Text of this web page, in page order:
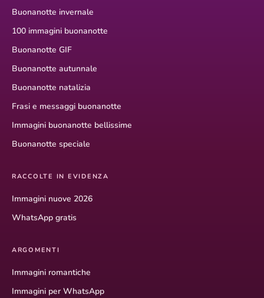
Buonanotte invernale
100 immagini buonanotte
Buonanotte GIF
Buonanotte autunnale
Buonanotte natalizia
Frasi e messaggi buonanotte
Immagini buonanotte bellissime
Buonanotte speciale
RACCOLTE IN EVIDENZA
Immagini nuove 2026
WhatsApp gratis
ARGOMENTI
Immagini romantiche
Immagini per WhatsApp